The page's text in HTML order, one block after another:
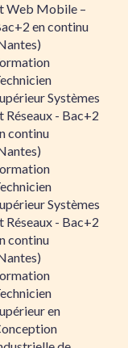
Web Mobile –
en continu
Systèmes
Réseaux - Bac+2
continu
Systèmes
Réseaux - Bac+2
continu
en